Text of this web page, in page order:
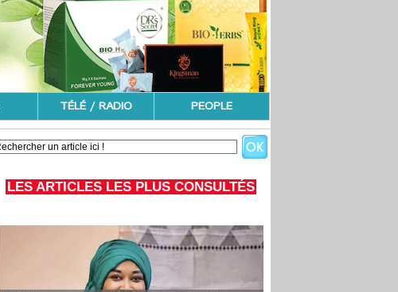
TÉLÉ / RADIO PEOPLE
LES ARTICLES LES PLUS CONSULTÉS